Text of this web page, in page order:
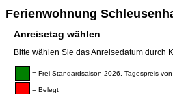
Ferienwohnung
Anreisetag wählen
Bitte wählen Sie das Anreisedatum durch
= Frei Standardsaison 2026, Tagespreis
= Belegt